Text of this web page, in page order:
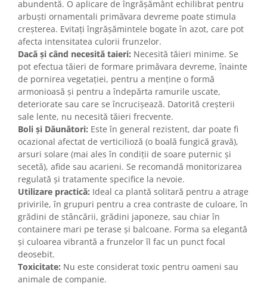
abundentă. O aplicare de îngrășământ echilibrat pentru
arbuști ornamentali primăvara devreme poate stimula
creșterea. Evitați îngrășămintele bogate în azot, care pot
afecta intensitatea culorii frunzelor.
Dacă și când necesită taieri: Necesită tăieri minime. Se
pot efectua tăieri de formare primăvara devreme, înainte
de pornirea vegetației, pentru a menține o formă
armonioasă și pentru a îndepărta ramurile uscate,
deteriorate sau care se încrucișează. Datorită creșterii
sale lente, nu necesită tăieri frecvente.
Boli și Dăunători: Este în general rezistent, dar poate fi
ocazional afectat de verticilioză (o boală fungică gravă),
arsuri solare (mai ales în condiții de soare puternic și
secetă), afide sau acarieni. Se recomandă monitorizarea
regulată și tratamente specifice la nevoie.
Utilizare practică: Ideal ca plantă solitară pentru a atrage
privirile, în grupuri pentru a crea contraste de culoare, în
grădini de stâncării, grădini japoneze, sau chiar în
containere mari pe terase și balcoane. Forma sa elegantă
și culoarea vibrantă a frunzelor îl fac un punct focal
deosebit.
Toxicitate: Nu este considerat toxic pentru oameni sau
animale de companie.